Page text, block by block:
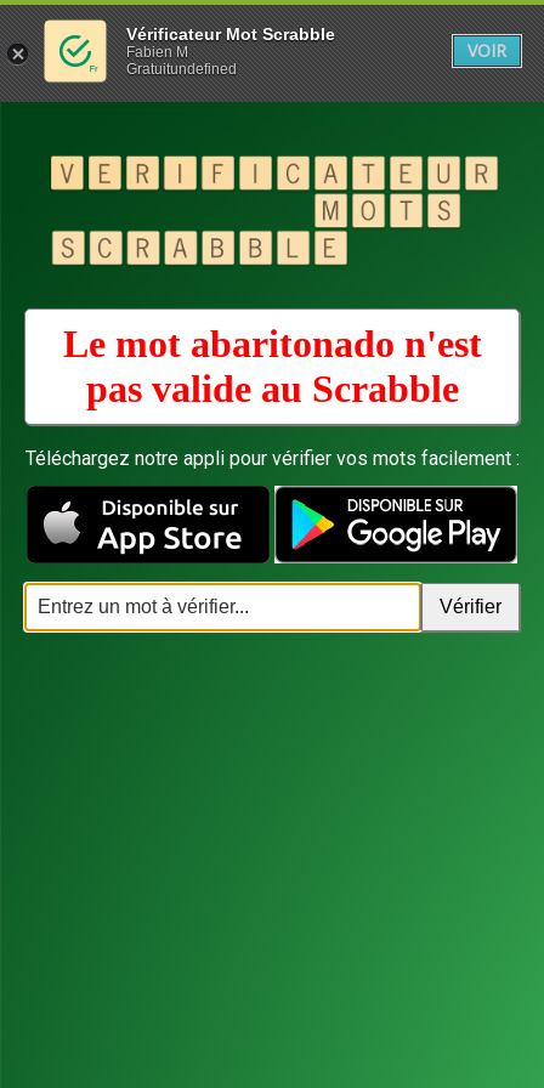
Le mot abaritonado n'est
pas valide au Scrabble
Téléchargez notre appli pour vérifier vos mots facilement :
Vérificateur Mot Scrabble
Fabien M
Gratuitundefined
VOIR